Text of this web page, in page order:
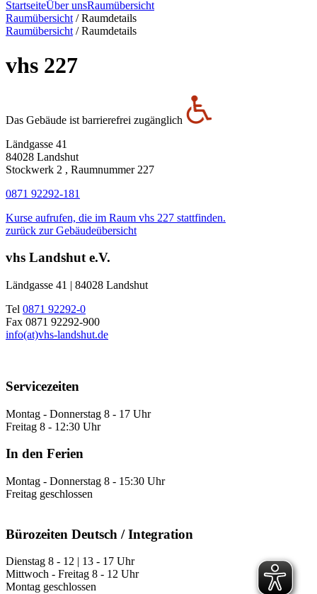
StartseiteÜber unsRaumübersicht
Raumübersicht /Raumdetails
Raumübersicht /Raumdetails
vhs 227
Das Gebäude ist barrierefrei zugänglich
Ländgasse 41
84028 Landshut
Stockwerk 2 , Raumnummer 227
0871 92292-181
Kurse aufrufen, die im Raum vhs 227 stattfinden.
zurück zur Gebäudeübersicht
vhs Landshut e.V.
Ländgasse 41 | 84028 Landshut
Tel 0871 92292-0
Fax 0871 92292-900
info(at)vhs-landshut.de
Servicezeiten
Montag - Donnerstag 8 - 17 Uhr
Freitag 8 - 12:30 Uhr
In den Ferien
Montag - Donnerstag 8 - 15:30 Uhr
Freitag geschlossen
Bürozeiten Deutsch / Integration
Dienstag 8 - 12 | 13 - 17 Uhr
Mittwoch - Freitag 8 - 12 Uhr
Montag geschlossen